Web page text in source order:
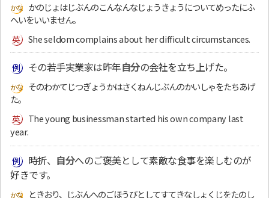
かのじょはじぶんのこんなんなじょうきょうについてめったにふ
へいをいいません。
She seldom complains about her difficult circumstances.
その若手実業家は昨年自分の会社を立ち上げた。
そのわかてじつぎょうかはさくねんじぶんのかいしゃをたちあげ
た。
The young businessman started his own company last
year.
時折、 自分へのご褒美として素敵な食事を楽しむのが
好きです。
ときおり、じぶんへのごほうびとしてすてきなしょくじをたのし